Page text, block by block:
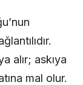
alır; askıya
mal olur.